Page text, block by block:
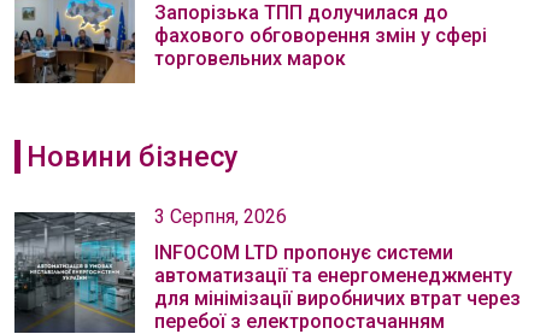
Запорізька ТПП долучилася до
фахового обговорення змін у сфері
торговельних марок
Новини бізнесу
3 Серпня, 2026
INFOCOM LTD пропонує системи
автоматизації та енергоменеджменту
для мінімізації виробничих втрат через
перебої з електропостачанням